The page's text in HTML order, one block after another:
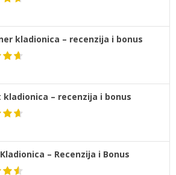
kladionica – recenzija i bonus
kladionica – recenzija i bonus
– Recenzija i Bonus